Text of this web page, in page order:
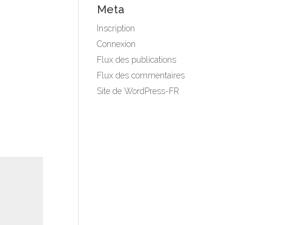
Meta
Inscription
Connexion
Flux des publications
Flux des commentaires
Site de WordPress-FR